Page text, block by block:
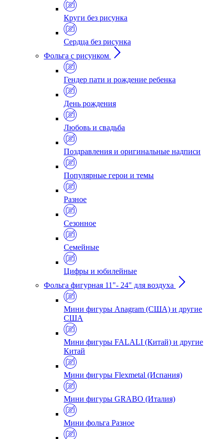
Круги без рисунка
Сердца без рисунка
Фольга с рисунком
Гендер пати и рождение ребенка
День рождения
Любовь и свадьба
Поздравления и оригинальные надписи
Популярные герои и темы
Разное
Сезонное
Семейные
Цифры и юбилейные
Фольга фигурная 11"- 24" для воздуха
Мини фигуры Anagram (США) и другие
США
Мини фигуры FALALI (Китай) и другие
Китай
Мини фигуры Flexmetal (Испания)
Мини фигуры GRABO (Италия)
Мини фольга Разное